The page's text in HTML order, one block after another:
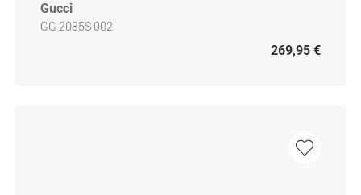
Gucci
GG 2085S 002
269,95 €